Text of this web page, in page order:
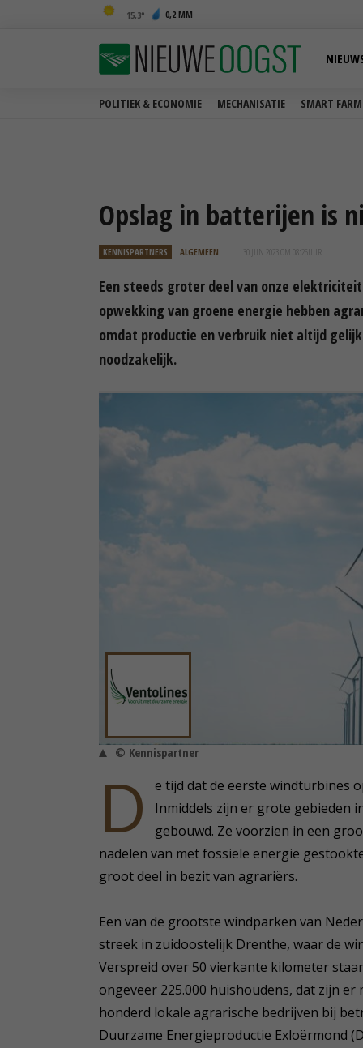
15,3 0,2 MM
POLITIEK & ECONOMIE MECHANISATIE SMART
Opslag in batterijen is
KENNISPARTNERS ALGEMEEN 30 JUN 2023 OM 08:26
Een steeds groter deel van onze
opwekking van groene energie hebben
omdat productie en verbruik niet altijd
noodzakelijk.
© Kennispartner
D
e tijd dat de eerste windturbines
Inmiddels zijn er grote gebieden
gebouwd. Ze voorzien in een
nadelen van met fossiele energie
groot deel in bezit van agrariërs.
Een van de grootste windparken van
streek in zuidoostelijk Drenthe, waar de
Verspreid over 50 vierkante kilometer
ongeveer 225.000 huishoudens, dat zijn
honderd lokale agrarische bedrijven bij
Duurzame Energieproductie Exloërmond